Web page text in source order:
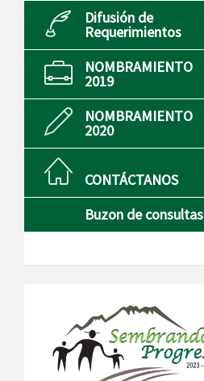
Difusión de
Requerimientos
NOMBRAMIENTO
2019
NOMBRAMIENTO
2020
CONTÁCTANOS
Buzon de consultas